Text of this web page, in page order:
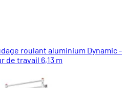
roulant aluminium Dynamic -
de travail 6,13 m